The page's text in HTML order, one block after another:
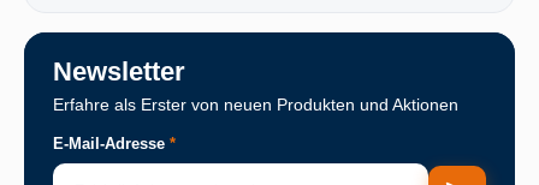
Newsletter
Erfahre als Erster von neuen Produkten und Aktionen
E-Mail-Adresse *